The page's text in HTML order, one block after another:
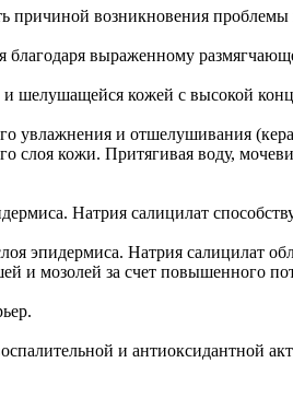
возникновения проблемы
благодаря выраженному
шелушащейся кожей с высокой
увлажнения и отшелушивания
кожи. Притягивая воду,
Натрия салицилат
эпидермиса. Натрия салицилат
и мозолей за счет повышенного
и антиоксидантной